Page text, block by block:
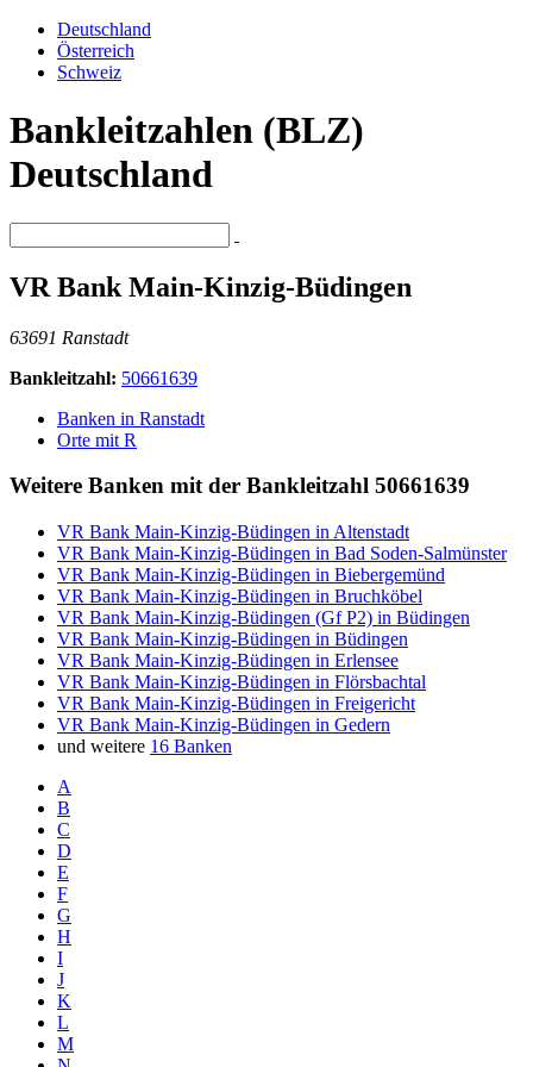
Deutschland
Österreich
Schweiz
Bankleitzahlen (BLZ)
Deutschland
VR Bank Main-Kinzig-Büdingen
63691 Ranstadt
Bankleitzahl: 50661639
Banken in Ranstadt
Orte mit R
Weitere Banken mit der Bankleitzahl 50661639
VR Bank Main-Kinzig-Büdingen in Altenstadt
VR Bank Main-Kinzig-Büdingen in Bad Soden-Salmünster
VR Bank Main-Kinzig-Büdingen in Biebergemünd
VR Bank Main-Kinzig-Büdingen in Bruchköbel
VR Bank Main-Kinzig-Büdingen (Gf P2) in Büdingen
VR Bank Main-Kinzig-Büdingen in Büdingen
VR Bank Main-Kinzig-Büdingen in Erlensee
VR Bank Main-Kinzig-Büdingen in Flörsbachtal
VR Bank Main-Kinzig-Büdingen in Freigericht
VR Bank Main-Kinzig-Büdingen in Gedern
und weitere 16 Banken
A
B
C
D
E
F
G
H
I
J
K
L
M